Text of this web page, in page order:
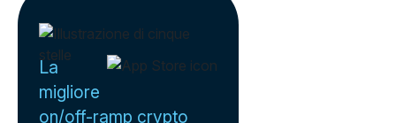
La
migliore
on/off-ramp crypto